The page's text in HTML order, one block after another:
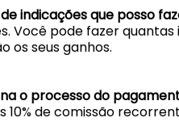
indicações que posso
Você pode fazer
os seus ganhos.
o processo do
10% de comissão